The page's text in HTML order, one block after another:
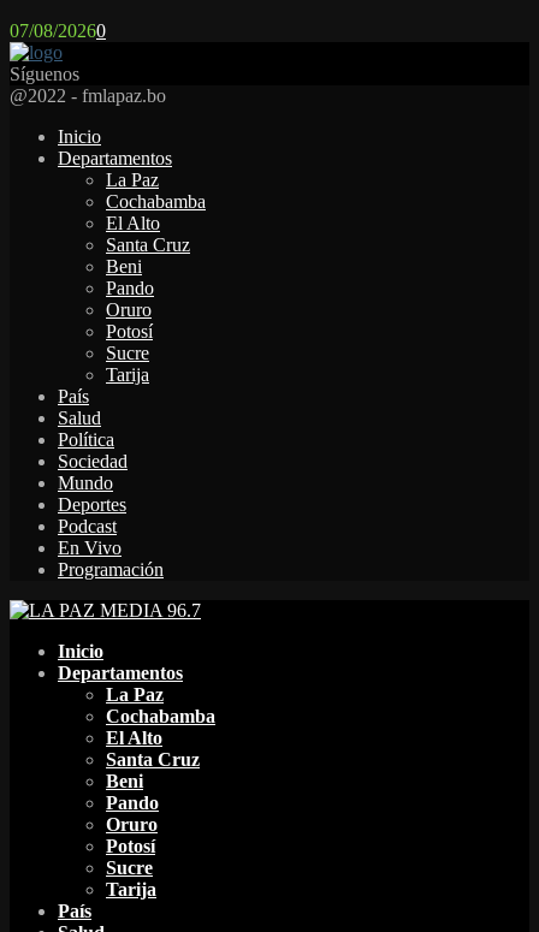
07/08/20260
Síguenos
Facebook
Twitter
Instagram
Youtube
Email
Twitch
Whatsapp
@2022 - fmlapaz.bo
Inicio
Departamentos
La Paz
Cochabamba
El Alto
Santa Cruz
Beni
Pando
Oruro
Potosí
Sucre
Tarija
País
Salud
Política
Sociedad
Mundo
Deportes
Podcast
En Vivo
Programación
Inicio
Departamentos
La Paz
Cochabamba
El Alto
Santa Cruz
Beni
Pando
Oruro
Potosí
Sucre
Tarija
País